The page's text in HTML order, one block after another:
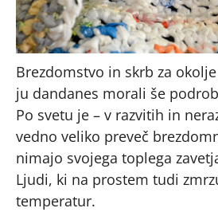
Brezdomstvo in skrb za
ju dandanes morali še
Po svetu je – v razvitih in
vedno veliko preveč
nimajo svojega toplega
Ljudi, ki na prostem tudi
temperatur.